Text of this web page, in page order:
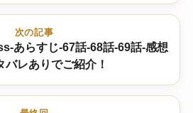
次の記事
あらすじ-67話-68話-69話-感想
バレありでご紹介！